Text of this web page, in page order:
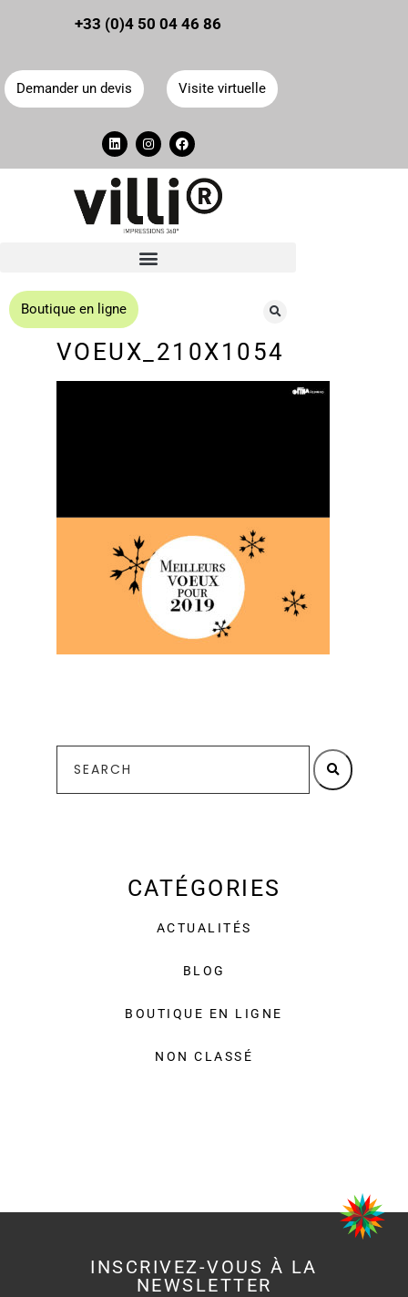
Panneau de gestion des cookies
+33 (0)4 50 04 46 86
Demander un devis Visite virtuelle
Boutique en ligne
VOEUX_210X1054
CATÉGORIES
ACTUALITÉS
BLOG
BOUTIQUE EN LIGNE
NON CLASSÉ
INSCRIVEZ-VOUS À LA
NEWSLETTER